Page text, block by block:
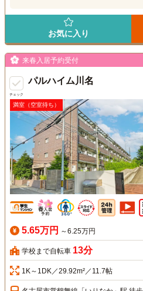
お気に入り
チェック
来春入居予約受付
パルハイム川名
満室（空室待ち）
5.65万円 ～6.25万円
学校まで自転車 13分
1K～1DK／29.92m²／11.7帖